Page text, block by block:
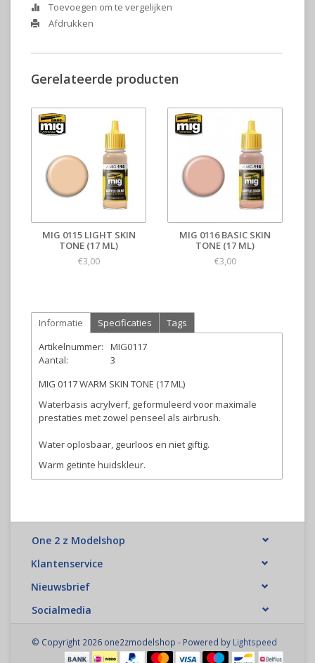
Toevoegen om te vergelijken
Afdrukken
Gerelateerde producten
MIG 0115 LIGHT SKIN
TONE (17 ML)
€3,00
MIG 0116 BASIC SKIN
TONE (17 ML)
€3,00
Informatie Specificaties
Tags
Artikelnummer:
MIG0117
Aantal:
3
MIG 0117 WARM SKIN TONE (17 ML)
Waterbasis acrylverf, geformuleerd voor maximale
prestaties met zowel penseel als airbrush.
Water oplosbaar, geurloos en niet giftig.
Warm getinte huidskleur.
One 2 z Modelshop
Klantenservice
Nieuwsbrief
Socialmedia
© Copyright 2026 one2zmodelshop - Powered by Lightspeed